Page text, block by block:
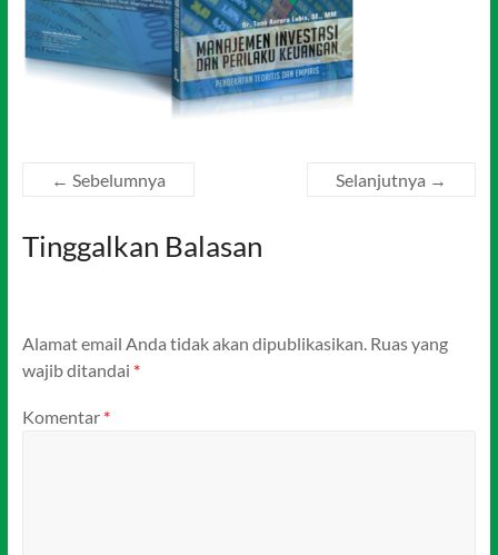
← Sebelumnya Selanjutnya →
Tinggalkan Balasan
Alamat email Anda tidak akan dipublikasikan. Ruas yang
wajib ditandai *
Komentar *